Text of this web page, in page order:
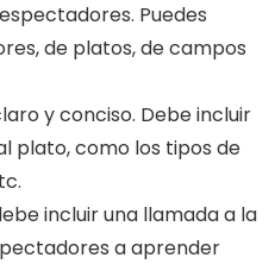
Puedes
de platos, de campos
y conciso. Debe incluir
plato, como los tipos de
incluir una llamada a la
a aprender